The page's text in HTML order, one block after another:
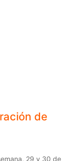
de
29 y 30 de